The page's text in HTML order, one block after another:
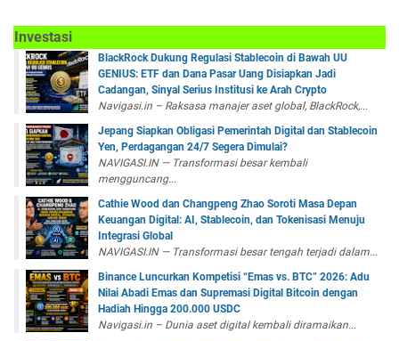
Investasi
BlackRock Dukung Regulasi Stablecoin di Bawah UU
GENIUS: ETF dan Dana Pasar Uang Disiapkan Jadi
Cadangan, Sinyal Serius Institusi ke Arah Crypto
Navigasi.in – Raksasa manajer aset global, BlackRock,...
Jepang Siapkan Obligasi Pemerintah Digital dan Stablecoin
Yen, Perdagangan 24/7 Segera Dimulai?
NAVIGASI.IN — Transformasi besar kembali
mengguncang...
Cathie Wood dan Changpeng Zhao Soroti Masa Depan
Keuangan Digital: AI, Stablecoin, dan Tokenisasi Menuju
Integrasi Global
NAVIGASI.IN — Transformasi besar tengah terjadi dalam...
Binance Luncurkan Kompetisi “Emas vs. BTC” 2026: Adu
Nilai Abadi Emas dan Supremasi Digital Bitcoin dengan
Hadiah Hingga 200.000 USDC
Navigasi.in – Dunia aset digital kembali diramaikan...